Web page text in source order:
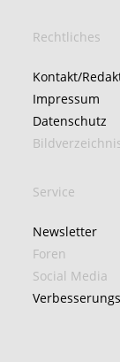
Rechtliches
Kontakt/
Impressum
Datenschutz
Service
Newsletter
Foren
Social Media